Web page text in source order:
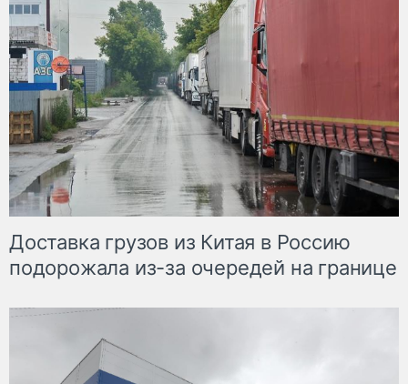
Доставка грузов из Китая в Россию
подорожала из-за очередей на границе